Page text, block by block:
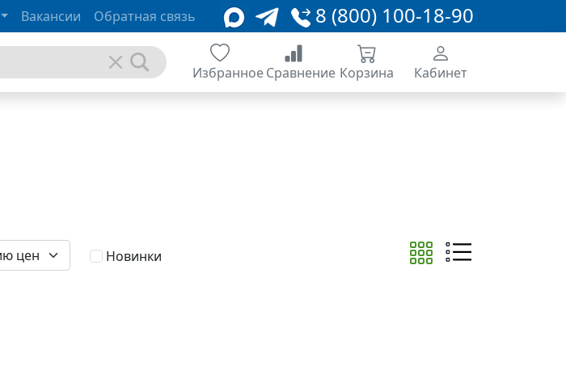
8 (800) 100-18-90
Вакансии Обратная связь
ИзбранноеСравнение Корзина Кабинет
Новинки